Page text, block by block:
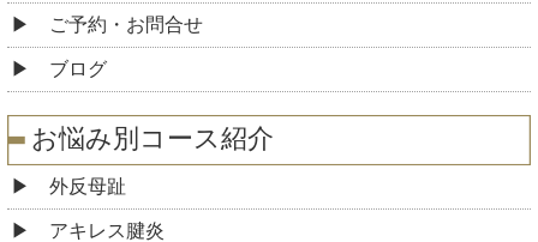
ご予約・お問合せ
ブログ
お悩み別コース紹介
外反母趾
アキレス腱炎